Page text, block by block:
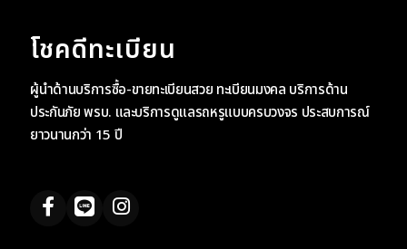
โชคดีทะเบียน
ผู้นำด้านบริการซื้อ-ขายทะเบียนสวย ทะเบียนมงคล บริการด้าน
ประกันภัย พรบ. และบริการดูแลรถหรูแบบครบวงจร ประสบการณ์
ยาวนานกว่า 15 ปี